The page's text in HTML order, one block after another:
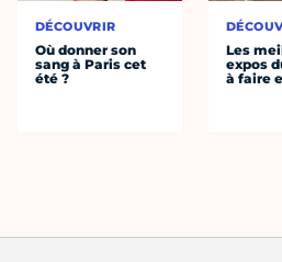
DÉCOUVRIR
Où donner son
sang à Paris cet
été ?
Les
expos
à faire